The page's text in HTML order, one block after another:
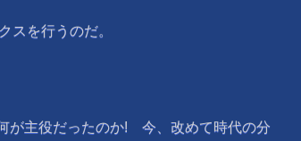
スを行うのだ。
が主役だったのか! 今、改めて時代の分